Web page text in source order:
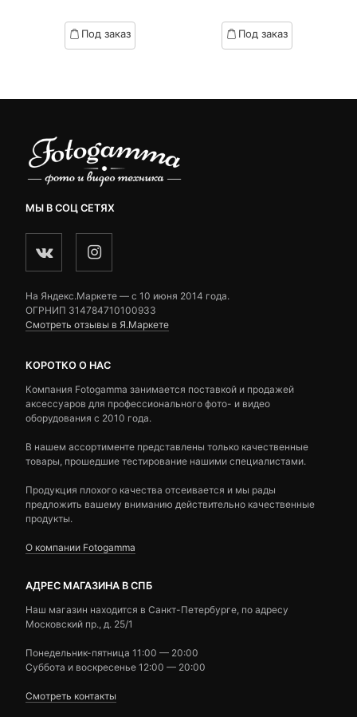
based
onПод заказ
based
onПод заказ
МЫ В СОЦ СЕТЯХ
На Яндекс.Маркете — c 10 июня 2014 года.
ОГРНИП 314784710100933
Смотреть отзывы в Я.Маркете
КОРОТКО О НАС
Компания Fotogamma занимается поставкой и продажей
аксессуаров для профессионального фото- и видео
оборудования с 2010 года.
В нашем ассортименте представлены только качественные
товары, прошедшие тестирование нашими специалистами.
Продукция плохого качества отсеивается и мы рады
предложить вашему вниманию действительно качественные
продукты.
О компании Fotogamma
АДРЕС МАГАЗИНА В СПБ
Наш магазин находится в Санкт-Петербурге, по адресу
Московский пр., д. 25/1
Понедельник-пятница 11:00 — 20:00
Суббота и воскресенье 12:00 — 20:00
Смотреть контакты